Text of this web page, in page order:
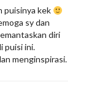
puisinya kek
sy dan
diri
puisi ini.
menginspirasi.